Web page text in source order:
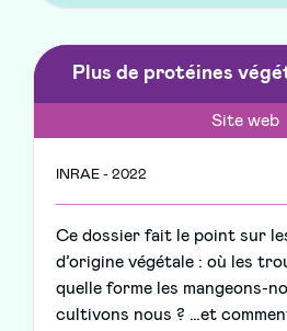
Plus de protéines
Site web
INRAE - 2022
Ce dossier fait le point sur
d’origine végétale : où les
quelle forme les mangeons-
cultivons nous ? …et